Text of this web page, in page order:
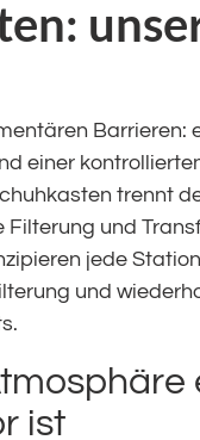
Barrieren:
einer
trennt
und
jede
und
ist